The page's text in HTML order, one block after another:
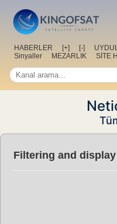
HABERLER [+] [-]
Sinyaller
MEZARLIK SİTE
Filtering and